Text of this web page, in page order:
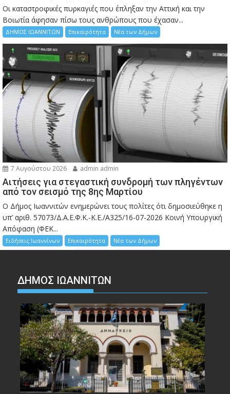
Οι καταστροφικές πυρκαγιές που έπληξαν την Αττική και την
Bοιωτία άφησαν πίσω τους ανθρώπους που έχασαν...
ΔΗΜΟΣ ΙΩΑΝΝΙΤΩΝ Επικαιρότητα Νέα των Δήμων
7 Αυγούστου 2026 admin admin
Αιτήσεις για στεγαστική συνδρομή των πληγέντων
από τον σεισμό της 8ης Μαρτίου
Ο Δήμος Ιωαννιτών ενημερώνει τους πολίτες ότι δημοσιεύθηκε η
υπ’ αριθ. 57073/Δ.Α.Ε.Φ.Κ.-Κ.Ε./Α325/16-07-2026 Κοινή Υπουργική
Απόφαση (ΦΕΚ...
Ειδήσεις Ιωαννίνων Επικαιρότητα Νέα των Δήμων
ΔΗΜΟΣ ΙΩΑΝΝΙΤΩΝ